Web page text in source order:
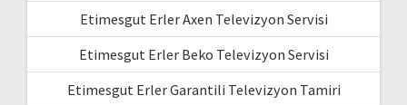
Etimesgut Erler Axen Televizyon Servisi
Etimesgut Erler Beko Televizyon Servisi
Etimesgut Erler Garantili Televizyon Tamiri